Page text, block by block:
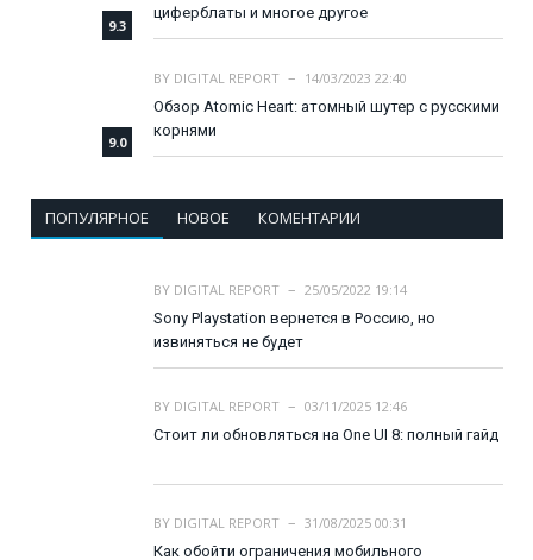
9.3
циферблаты и многое другое
9.0
BY DIGITAL REPORT
14/03/2023 22:40
Обзор Atomic Heart: атомный шутер с русскими
корнями
ПОПУЛЯРНОЕ НОВОЕ КОМЕНТАРИИ
BY DIGITAL REPORT
25/05/2022 19:14
Sony Playstation вернется в Россию, но
извиняться не будет
BY DIGITAL REPORT
03/11/2025 12:46
Стоит ли обновляться на One UI 8: полный гайд
BY DIGITAL REPORT
31/08/2025 00:31
Как обойти ограничения мобильного